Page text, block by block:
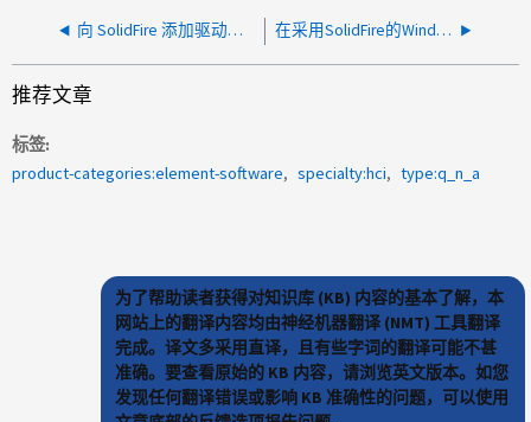
向 SolidFire 添加驱动器时记录了异常 xSoftwareEarKeyRetrievalFailure 集群 在采用SolidFire的Windows Server 2019中使用动态磁盘作为OpenStack块存储是否存在限制？
推荐文章
标签
product-categories:element-software
specialty:hci type:q_n_a
为了帮助读者获得对知识库 (KB) 内容的基本了解，本
网站上的翻译内容均由神经机器翻译 (NMT) 工具翻译
完成。译文多采用直译，且有些字词的翻译可能不甚
准确。要查看原始的 KB 内容，请浏览英文版本。如您
发现任何翻译错误或影响 KB 准确性的问题，可以使用